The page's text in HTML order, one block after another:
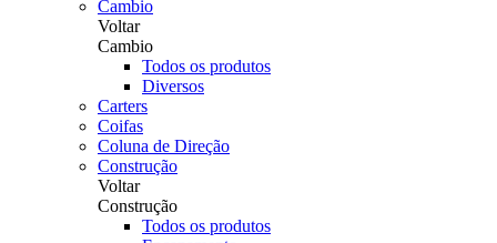
Cambio
Voltar
Cambio
Todos os produtos
Diversos
Carters
Coifas
Coluna de Direção
Construção
Voltar
Construção
Todos os produtos